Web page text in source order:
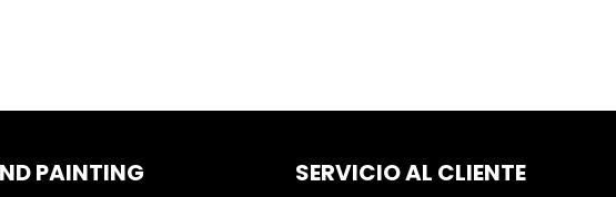
PAINTING SERVICIO AL CLIENTE